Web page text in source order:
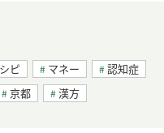
ピ マネー
認知症
京都 漢方